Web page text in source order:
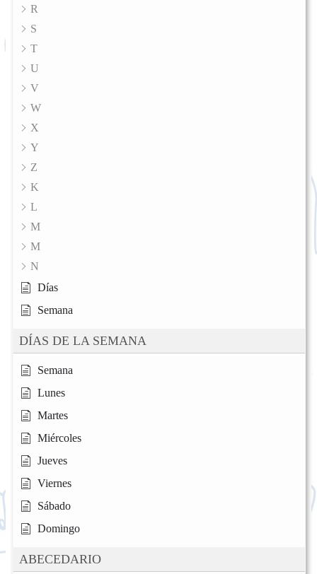
R
S
T
U
V
W
X
Y
Z
K
L
M
M
N
Días
Semana
DÍAS DE LA SEMANA
Semana
Lunes
Martes
Miércoles
Jueves
Viernes
Sábado
Domingo
ABECEDARIO